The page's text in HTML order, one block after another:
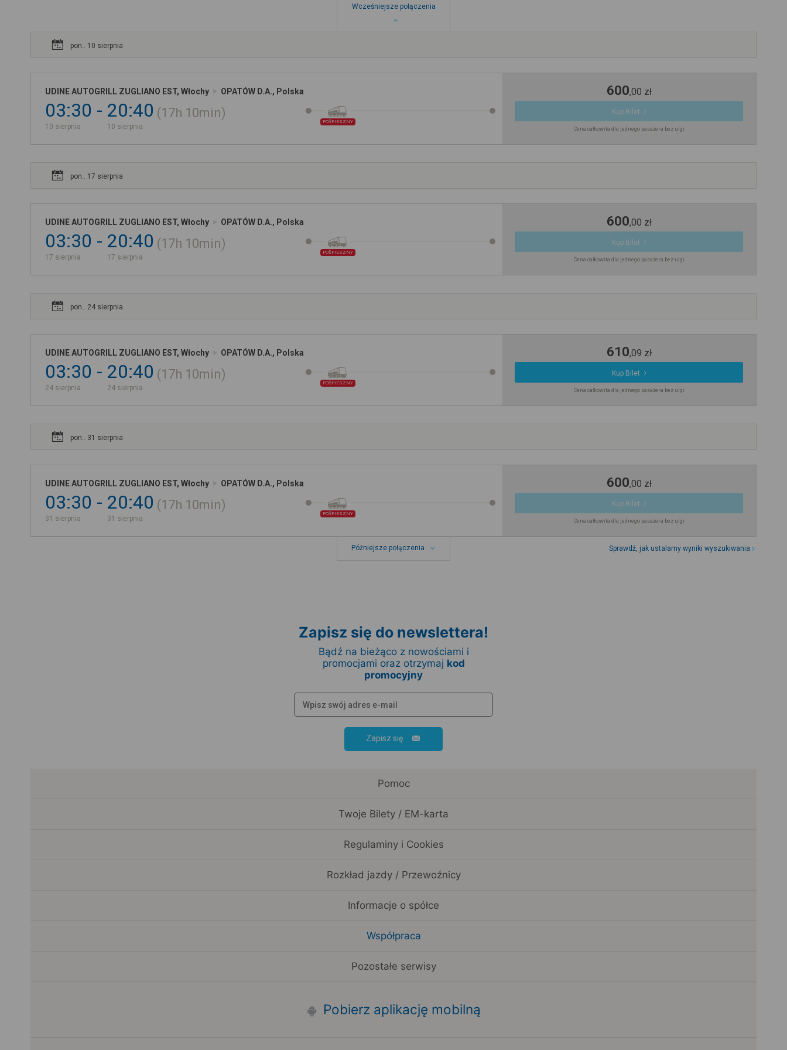
Wcześniejsze połączenia
pon.. 10 sierpnia
UDINE AUTOGRILL ZUGLIANO EST, Włochy OPATÓW D.A., Polska
03:30
10 sierpnia
20:40
10 sierpnia
17h 10min
POŚPIESZNY
600,00 zł
Kup Bilet
Cena całkowita dla jednego pasażera bez ulgi
pon.. 17 sierpnia
UDINE AUTOGRILL ZUGLIANO EST, Włochy OPATÓW D.A., Polska
03:30
17 sierpnia
20:40
17 sierpnia
17h 10min
POŚPIESZNY
600,00 zł
Kup Bilet
Cena całkowita dla jednego pasażera bez ulgi
pon.. 24 sierpnia
UDINE AUTOGRILL ZUGLIANO EST, Włochy OPATÓW D.A., Polska
03:30
24 sierpnia
20:40
24 sierpnia
17h 10min
POŚPIESZNY
610,09 zł
Kup Bilet
Cena całkowita dla jednego pasażera bez ulgi
pon.. 31 sierpnia
UDINE AUTOGRILL ZUGLIANO EST, Włochy OPATÓW D.A., Polska
03:30
31 sierpnia
20:40
31 sierpnia
17h 10min
POŚPIESZNY
600,00 zł
Kup Bilet
Cena całkowita dla jednego pasażera bez ulgi
Późniejsze połączenia Sprawdź, jak ustalamy wyniki wyszukiwania
Zapisz się do newslettera!
Bądź na bieżąco z nowościami i
promocjami oraz otrzymaj kod
promocyjny
Zapisz się
Pomoc
Twoje Bilety / EM-karta
Regulaminy i Cookies
Rozkład jazdy / Przewoźnicy
Informacje o spółce
Współpraca
Pozostałe serwisy
Pobierz aplikację mobilną